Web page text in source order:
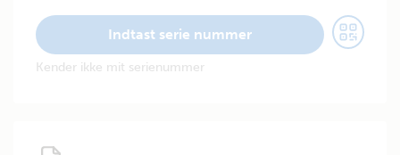
Indtast serie nummer
Kender ikke mit serienummer